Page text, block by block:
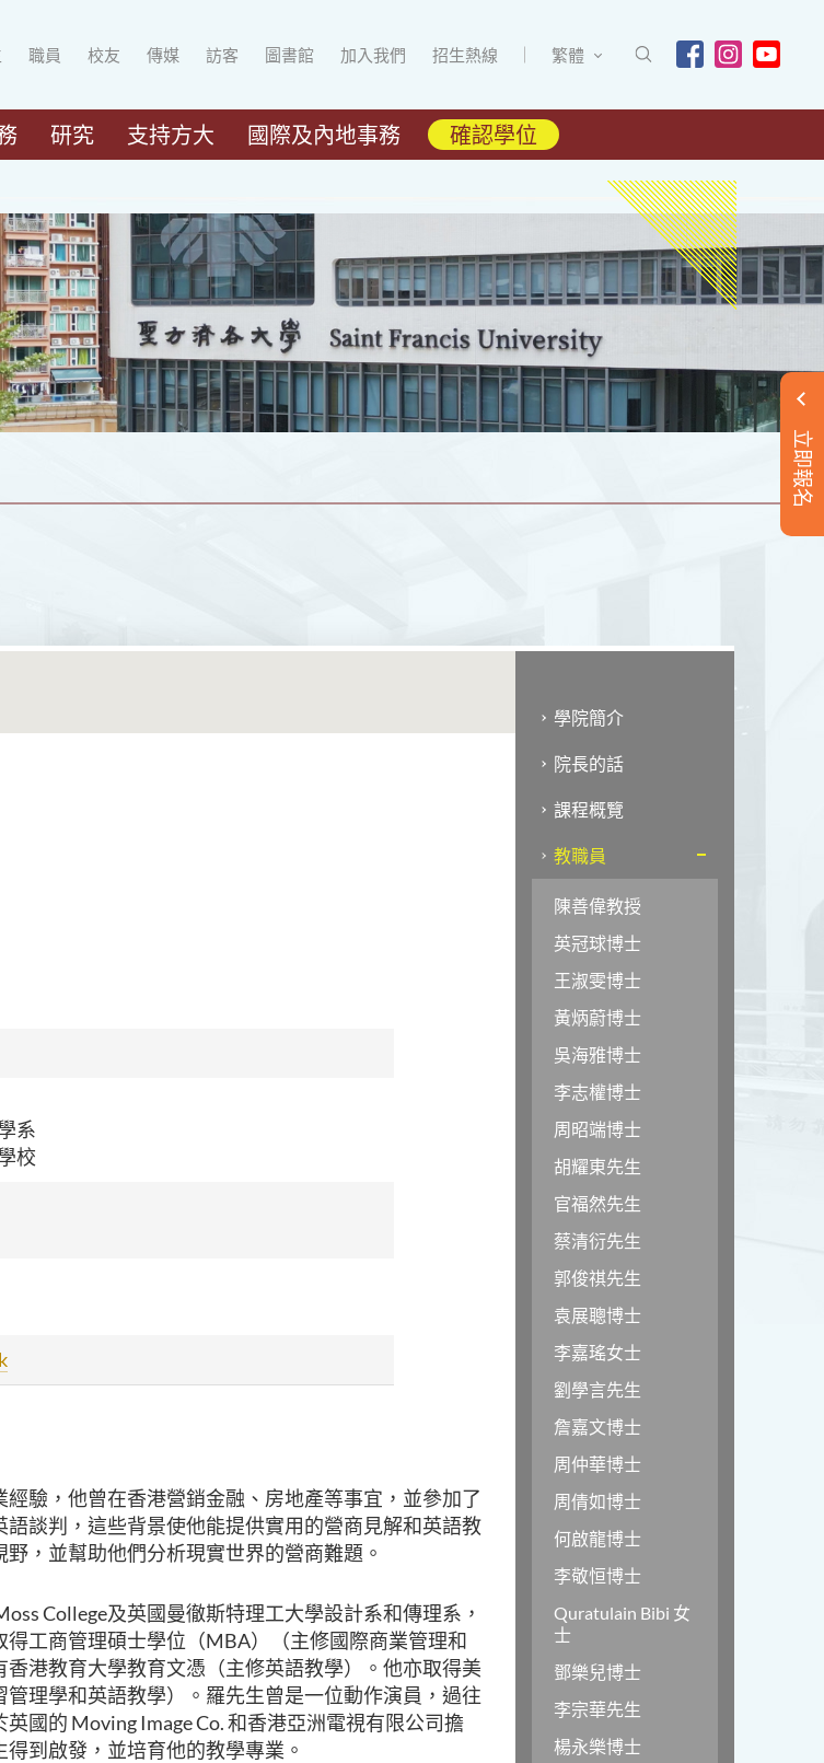
職員 校友 傳媒 訪客 圖書館 加入我們 招生熱線 繁體
研究 支持方大 國際及內地事務 確認學位
立即報名
系
校
驗，他曾在香港營銷金融、房地產等事宜，並參加了
談判，這些背景使他能提供實用的營商見解和英語教
，並幫助他們分析現實世界的營商難題。
College及英國曼徹斯特理工大學設計系和傳理系，
工商管理碩士學位（MBA）（主修國際商業管理和
港教育大學教育文憑（主修英語教學）。他亦取得美
理學和英語教學）。羅先生曾是一位動作演員，過往
國的 Moving Image Co. 和香港亞洲電視有限公司擔
到啟發，並培育他的教學專業。
學院簡介
院長的話
課程概覽
教職員
陳善偉教授
英冠球博士
王淑雯博士
黃炳蔚博士
吳海雅博士
李志權博士
周昭端博士
胡耀東先生
官福然先生
蔡清衍先生
郭俊祺先生
袁展聰博士
李嘉瑤女士
劉學言先生
詹嘉文博士
周仲華博士
周倩如博士
何啟龍博士
李敬恒博士
Quratulain Bibi 女
士
鄧樂兒博士
李宗華先生
楊永樂博士